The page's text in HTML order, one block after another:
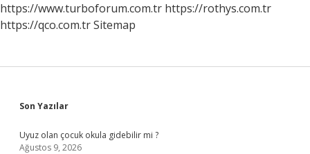
https://www.turboforum.com.tr https://rothys.com.tr
https://qco.com.trSitemap
Sidebar
Son Yazılar
Uyuz olan çocuk okula gidebilir mi ?
Ağustos 9, 2026